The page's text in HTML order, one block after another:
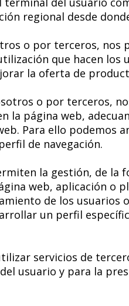
regional desde
o por terceros, nos
que hacen los
la oferta de
o por terceros,
la página web,
Para ello podemos
de navegación.
la gestión, de la
web, aplicación o
de los usuarios
un perfil
servicios de
usuario y para la